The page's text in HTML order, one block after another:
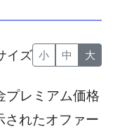
イズ 小 中 大
プレミアム価格
れたオファー